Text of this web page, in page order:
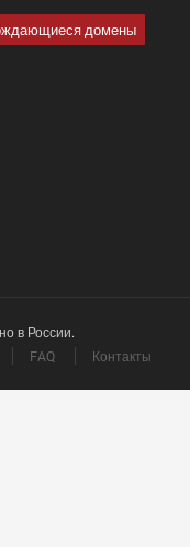
домены
в России.
FAQ Контакты